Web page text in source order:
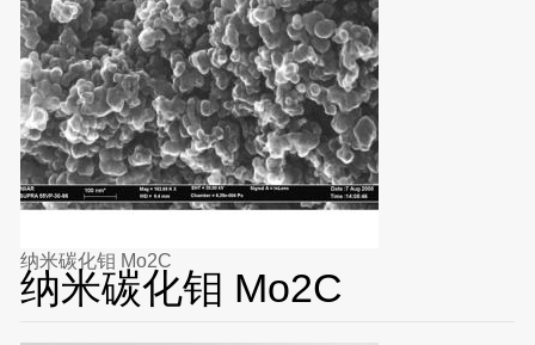
纳米碳化钼 Mo2C
纳米碳化钼 Mo2C